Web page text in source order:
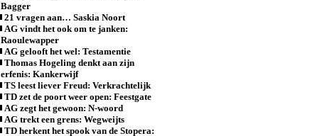
Bagger
21 vragen aan… Saskia Noort
AG vindt het ook om te janken:
Raoulewapper
AG gelooft het wel: Testamentie
Thomas Hogeling denkt aan zijn
erfenis: Kankerwijf
TS leest liever Freud: Verkrachtelijk
TD zet de poort weer open: Feestgate
AG zegt het gewoon: N-woord
AG trekt een grens: Wegweijts
TD herkent het spook van de Stopera: